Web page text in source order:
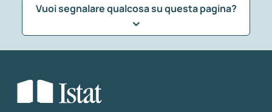
Vuoi segnalare qualcosa su questa pagina?
Seleziona la tipologia della segnalazione